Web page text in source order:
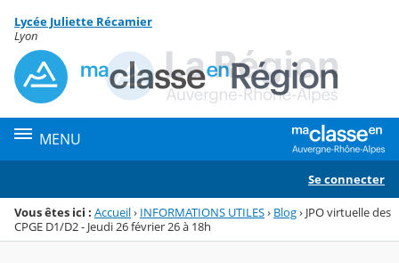
Menu de la rubrique
Contenu
Lycée Juliette Récamier
Lyon
MENU
Se connecter
Vous êtes ici : Accueil› INFORMATIONS UTILES› Blog› JPO virtuelle des
CPGE D1/D2 - Jeudi 26 février 26 à 18h